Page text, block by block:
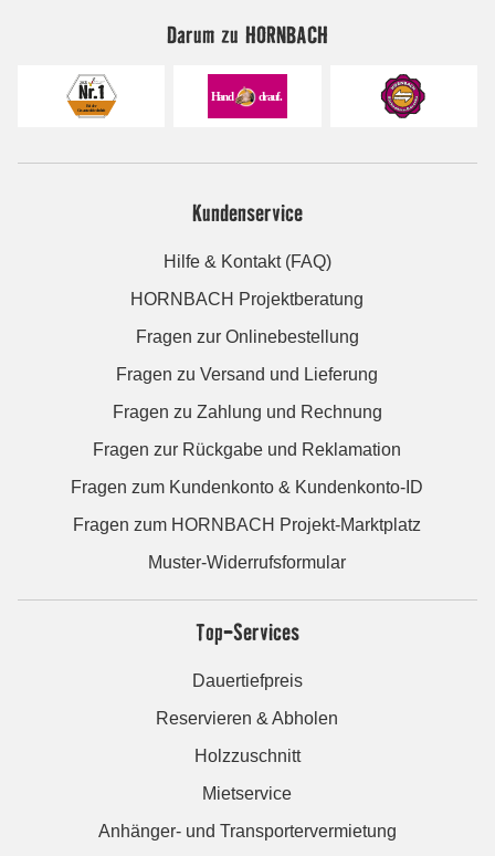
Darum zu HORNBACH
Kundenservice
Hilfe & Kontakt (FAQ)
HORNBACH Projektberatung
Fragen zur Onlinebestellung
Fragen zu Versand und Lieferung
Fragen zu Zahlung und Rechnung
Fragen zur Rückgabe und Reklamation
Fragen zum Kundenkonto & Kundenkonto-ID
Fragen zum HORNBACH Projekt-Marktplatz
Muster-Widerrufsformular
Top-Services
Dauertiefpreis
Reservieren & Abholen
Holzzuschnitt
Mietservice
Anhänger- und Transportervermietung